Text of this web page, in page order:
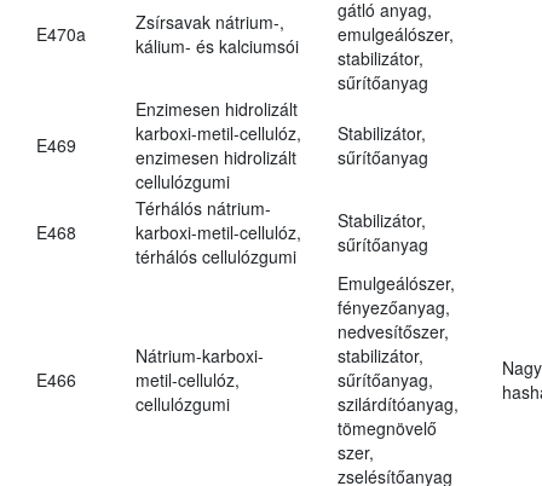
E470a
Zsírsavak nátrium-,
kálium- és kalciumsói
gátló anyag,
emulgeálószer,
stabilizátor,
sűrítőanyag
E469
Enzimesen hidrolizált
karboxi-metil-cellulóz,
enzimesen hidrolizált
cellulózgumi
Stabilizátor,
sűrítőanyag
E468
Térhálós nátrium-
karboxi-metil-cellulóz,
térhálós cellulózgumi
Stabilizátor,
sűrítőanyag
E466
Nátrium-karboxi-
metil-cellulóz,
cellulózgumi
Emulgeálószer,
fényezőanyag,
nedvesítőszer,
stabilizátor,
sűrítőanyag,
szilárdítóanyag,
tömegnövelő
szer,
zselésítőanyag